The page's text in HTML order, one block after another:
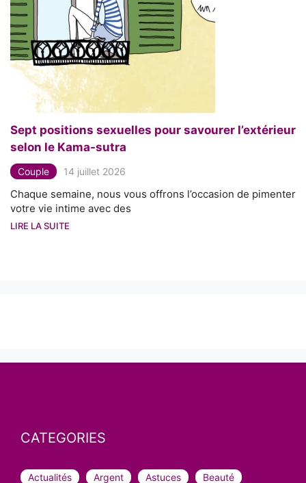
Sept positions sexuelles pour savourer l’extérieur
selon le Kama-sutra
Couple 14 juillet 2026
Chaque semaine, nous vous offrons l’occasion de pimenter
votre vie intime avec des
LIRE LA SUITE
CATEGORIES
Actualités Argent Astuces Beauté